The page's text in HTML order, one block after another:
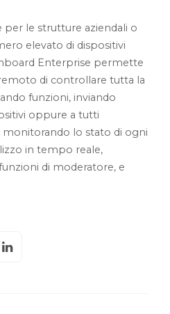
le strutture aziendali o
elevato di dispositivi
Enterprise permette
di controllare tutta la
funzioni, inviando
oppure a tutti
lo stato di ogni
in tempo reale,
di moderatore, e